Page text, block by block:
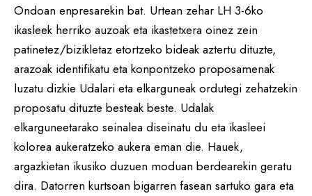
Ondoan enpresarekin bat. Urtean zehar LH 3-6ko
ikasleek herriko auzoak eta ikastetxera oinez zein
patinetez/bizikletaz etortzeko bideak aztertu dituzte,
arazoak identifikatu eta konpontzeko proposamenak
luzatu dizkie Udalari eta elkarguneak ordutegi zehatzekin
proposatu dituzte besteak beste. Udalak
elkarguneetarako seinalea diseinatu du eta ikasleei
kolorea aukeratzeko aukera eman die. Hauek,
argazkietan ikusiko duzuen moduan berdearekin geratu
dira. Datorren kurtsoan bigarren fasean sartuko gara eta